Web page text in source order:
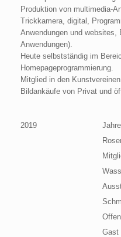
Produktion von multimedia-
Trickkamera, digital,
Anwendungen und websites,
Anwendungen).
Heute selbstständig im
Homepageprogrammierung.
Mitglied in den
Bildankäufe von Privat und
2019
Gast